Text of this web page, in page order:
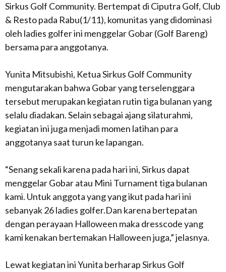
Sirkus Golf Community. Bertempat di Ciputra Golf, Club
& Resto pada Rabu(1/11), komunitas yang didominasi
oleh ladies golfer ini menggelar Gobar (Golf Bareng)
bersama para anggotanya.
Yunita Mitsubishi, Ketua Sirkus Golf Community
mengutarakan bahwa Gobar yang terselenggara
tersebut merupakan kegiatan rutin tiga bulanan yang
selalu diadakan. Selain sebagai ajang silaturahmi,
kegiatan ini juga menjadi momen latihan para
anggotanya saat turun ke lapangan.
“Senang sekali karena pada hari ini, Sirkus dapat
menggelar Gobar atau Mini Turnament tiga bulanan
kami. Untuk anggota yang yang ikut pada hari ini
sebanyak 26 ladies golfer.Dan karena bertepatan
dengan perayaan Halloween maka dresscode yang
kami kenakan bertemakan Halloween juga,” jelasnya.
Lewat kegiatan ini Yunita berharap Sirkus Golf